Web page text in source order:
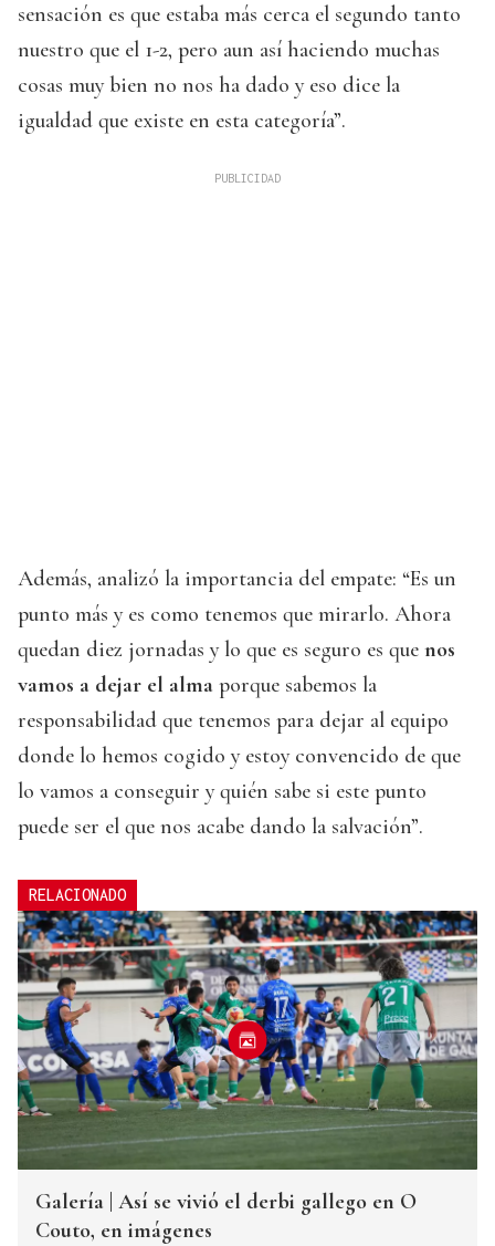
sensación es que estaba más cerca el segundo tanto
nuestro que el 1-2, pero aun así haciendo muchas
cosas muy bien no nos ha dado y eso dice la
igualdad que existe en esta categoría”.
Además, analizó la importancia del empate: “Es un
punto más y es como tenemos que mirarlo. Ahora
quedan diez jornadas y lo que es seguro es que nos
vamos a dejar el alma porque sabemos la
responsabilidad que tenemos para dejar al equipo
donde lo hemos cogido y estoy convencido de que
lo vamos a conseguir y quién sabe si este punto
puede ser el que nos acabe dando la salvación”.
RELACIONADO
Galería | Así se vivió el derbi gallego en O
Couto, en imágenes